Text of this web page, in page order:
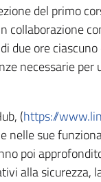
del primo
due ore
necessarie
(https://
nelle sue
poi
alla sicurezza,